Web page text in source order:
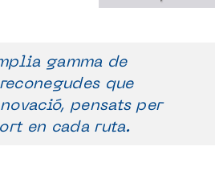
gamma de
que
pensats per
en cada ruta.